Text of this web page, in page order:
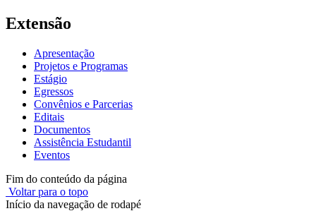
Extensão
Apresentação
Projetos e Programas
Estágio
Egressos
Convênios e Parcerias
Editais
Documentos
Assistência Estudantil
Eventos
Fim do conteúdo da página
Voltar para o topo
Início da navegação de rodapé